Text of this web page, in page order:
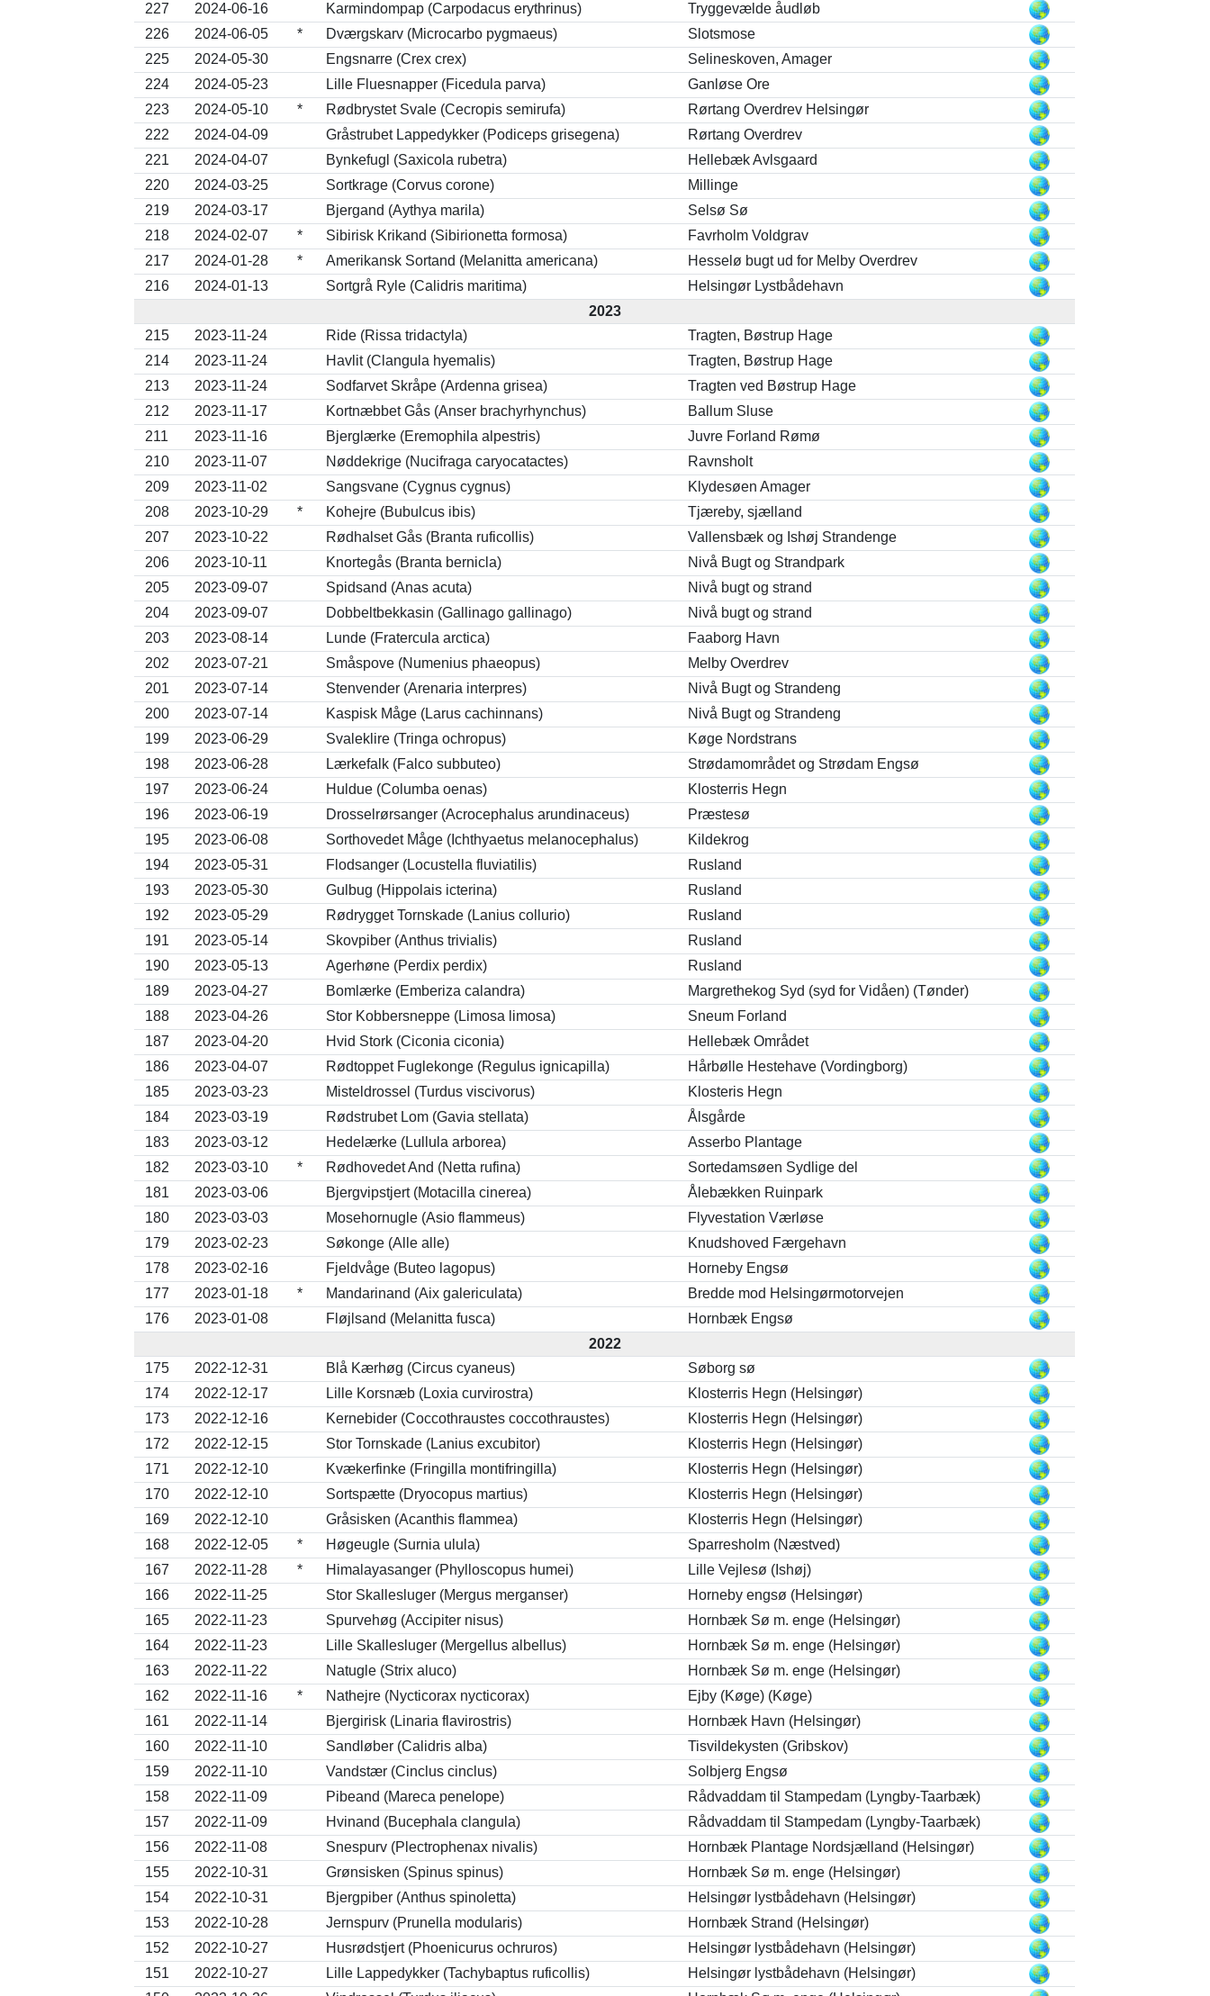
227
2024-06-16 Karmindompap (Carpodacus erythrinus)
Tryggevælde åudløb
226
2024-06-05 * Dværgskarv (Microcarbo pygmaeus)
Slotsmose
225
2024-05-30 Engsnarre (Crex crex)
Selineskoven, Amager
224
2024-05-23 Lille Fluesnapper (Ficedula parva)
Ganløse Ore
223
2024-05-10 * Rødbrystet Svale (Cecropis semirufa)
Rørtang Overdrev Helsingør
222
2024-04-09 Gråstrubet Lappedykker (Podiceps grisegena)
Rørtang Overdrev
221
2024-04-07 Bynkefugl (Saxicola rubetra)
Hellebæk Avlsgaard
220
2024-03-25 Sortkrage (Corvus corone)
Millinge
219
2024-03-17 Bjergand (Aythya marila)
Selsø Sø
218
2024-02-07 * Sibirisk Krikand (Sibirionetta formosa)
Favrholm Voldgrav
217
2024-01-28 * Amerikansk Sortand (Melanitta americana)
Hesselø bugt ud for Melby Overdrev
216
2024-01-13 Sortgrå Ryle (Calidris maritima)
Helsingør Lystbådehavn
2023
215
2023-11-24 Ride (Rissa tridactyla)
Tragten, Bøstrup Hage
214
2023-11-24 Havlit (Clangula hyemalis)
Tragten, Bøstrup Hage
213
2023-11-24 Sodfarvet Skråpe (Ardenna grisea)
Tragten ved Bøstrup Hage
212
2023-11-17 Kortnæbbet Gås (Anser brachyrhynchus)
Ballum Sluse
211
2023-11-16 Bjerglærke (Eremophila alpestris)
Juvre Forland Rømø
210
2023-11-07 Nøddekrige (Nucifraga caryocatactes)
Ravnsholt
209
2023-11-02 Sangsvane (Cygnus cygnus)
Klydesøen Amager
208
2023-10-29 * Kohejre (Bubulcus ibis)
Tjæreby, sjælland
207
2023-10-22 Rødhalset Gås (Branta ruficollis)
Vallensbæk og Ishøj Strandenge
206
2023-10-11 Knortegås (Branta bernicla)
Nivå Bugt og Strandpark
205
2023-09-07 Spidsand (Anas acuta)
Nivå bugt og strand
204
2023-09-07 Dobbeltbekkasin (Gallinago gallinago)
Nivå bugt og strand
203
2023-08-14 Lunde (Fratercula arctica)
Faaborg Havn
202
2023-07-21 Småspove (Numenius phaeopus)
Melby Overdrev
201
2023-07-14 Stenvender (Arenaria interpres)
Nivå Bugt og Strandeng
200
2023-07-14 Kaspisk Måge (Larus cachinnans)
Nivå Bugt og Strandeng
199
2023-06-29 Svaleklire (Tringa ochropus)
Køge Nordstrans
198
2023-06-28 Lærkefalk (Falco subbuteo)
Strødamområdet og Strødam Engsø
197
2023-06-24 Huldue (Columba oenas)
Klosterris Hegn
196
2023-06-19 Drosselrørsanger (Acrocephalus arundinaceus)
Præstesø
195
2023-06-08 Sorthovedet Måge (Ichthyaetus melanocephalus)
Kildekrog
194
2023-05-31 Flodsanger (Locustella fluviatilis)
Rusland
193
2023-05-30 Gulbug (Hippolais icterina)
Rusland
192
2023-05-29 Rødrygget Tornskade (Lanius collurio)
Rusland
191
2023-05-14 Skovpiber (Anthus trivialis)
Rusland
190
2023-05-13 Agerhøne (Perdix perdix)
Rusland
189
2023-04-27 Bomlærke (Emberiza calandra)
Margrethekog Syd (syd for Vidåen) (Tønder)
188
2023-04-26 Stor Kobbersneppe (Limosa limosa)
Sneum Forland
187
2023-04-20 Hvid Stork (Ciconia ciconia)
Hellebæk Området
186
2023-04-07 Rødtoppet Fuglekonge (Regulus ignicapilla)
Hårbølle Hestehave (Vordingborg)
185
2023-03-23 Misteldrossel (Turdus viscivorus)
Klosteris Hegn
184
2023-03-19 Rødstrubet Lom (Gavia stellata)
Ålsgårde
183
2023-03-12 Hedelærke (Lullula arborea)
Asserbo Plantage
182
2023-03-10 * Rødhovedet And (Netta rufina)
Sortedamsøen Sydlige del
181
2023-03-06 Bjergvipstjert (Motacilla cinerea)
Ålebækken Ruinpark
180
2023-03-03 Mosehornugle (Asio flammeus)
Flyvestation Værløse
179
2023-02-23 Søkonge (Alle alle)
Knudshoved Færgehavn
178
2023-02-16 Fjeldvåge (Buteo lagopus)
Horneby Engsø
177
2023-01-18 * Mandarinand (Aix galericulata)
Bredde mod Helsingørmotorvejen
176
2023-01-08 Fløjlsand (Melanitta fusca)
Hornbæk Engsø
2022
175
2022-12-31 Blå Kærhøg (Circus cyaneus)
Søborg sø
174
2022-12-17 Lille Korsnæb (Loxia curvirostra)
Klosterris Hegn (Helsingør)
173
2022-12-16 Kernebider (Coccothraustes coccothraustes)
Klosterris Hegn (Helsingør)
172
2022-12-15 Stor Tornskade (Lanius excubitor)
Klosterris Hegn (Helsingør)
171
2022-12-10 Kvækerfinke (Fringilla montifringilla)
Klosterris Hegn (Helsingør)
170
2022-12-10 Sortspætte (Dryocopus martius)
Klosterris Hegn (Helsingør)
169
2022-12-10 Gråsisken (Acanthis flammea)
Klosterris Hegn (Helsingør)
168
2022-12-05 * Høgeugle (Surnia ulula)
Sparresholm (Næstved)
167
2022-11-28 * Himalayasanger (Phylloscopus humei)
Lille Vejlesø (Ishøj)
166
2022-11-25 Stor Skallesluger (Mergus merganser)
Horneby engsø (Helsingør)
165
2022-11-23 Spurvehøg (Accipiter nisus)
Hornbæk Sø m. enge (Helsingør)
164
2022-11-23 Lille Skallesluger (Mergellus albellus)
Hornbæk Sø m. enge (Helsingør)
163
2022-11-22 Natugle (Strix aluco)
Hornbæk Sø m. enge (Helsingør)
162
2022-11-16 * Nathejre (Nycticorax nycticorax)
Ejby (Køge) (Køge)
161
2022-11-14 Bjergirisk (Linaria flavirostris)
Hornbæk Havn (Helsingør)
160
2022-11-10 Sandløber (Calidris alba)
Tisvildekysten (Gribskov)
159
2022-11-10 Vandstær (Cinclus cinclus)
Solbjerg Engsø
158
2022-11-09 Pibeand (Mareca penelope)
Rådvaddam til Stampedam (Lyngby-Taarbæk)
157
2022-11-09 Hvinand (Bucephala clangula)
Rådvaddam til Stampedam (Lyngby-Taarbæk)
156
2022-11-08 Snespurv (Plectrophenax nivalis)
Hornbæk Plantage Nordsjælland (Helsingør)
155
2022-10-31 Grønsisken (Spinus spinus)
Hornbæk Sø m. enge (Helsingør)
154
2022-10-31 Bjergpiber (Anthus spinoletta)
Helsingør lystbådehavn (Helsingør)
153
2022-10-28 Jernspurv (Prunella modularis)
Hornbæk Strand (Helsingør)
152
2022-10-27 Husrødstjert (Phoenicurus ochruros)
Helsingør lystbådehavn (Helsingør)
151
2022-10-27 Lille Lappedykker (Tachybaptus ruficollis)
Helsingør lystbådehavn (Helsingør)